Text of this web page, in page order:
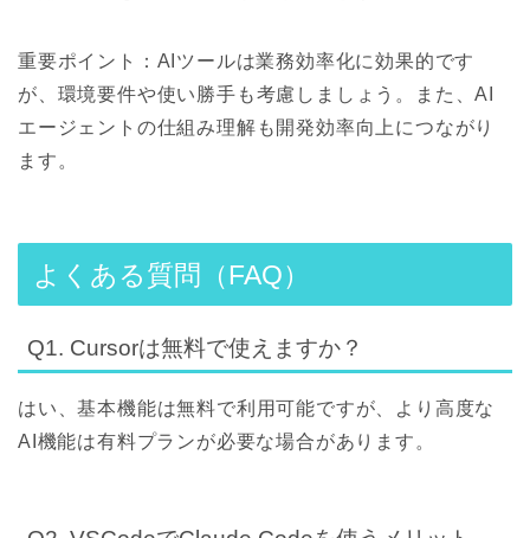
重要ポイント：AIツールは業務効率化に効果的です
が、環境要件や使い勝手も考慮しましょう。また、AI
エージェントの仕組み理解も開発効率向上につながり
ます。
よくある質問（FAQ）
Q1. Cursorは無料で使えますか？
はい、基本機能は無料で利用可能ですが、より高度な
AI機能は有料プランが必要な場合があります。